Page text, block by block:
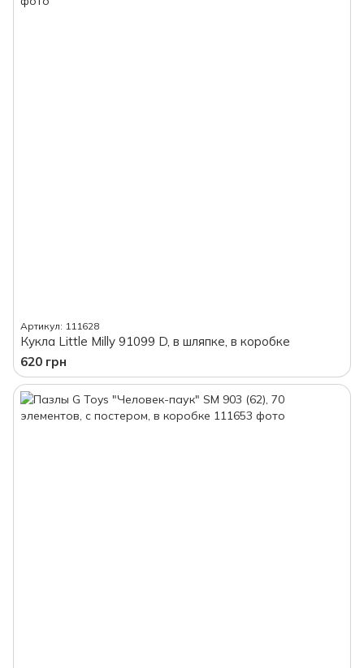
Артикул: 111628
Кукла Little Milly 91099 D, в шляпке, в коробке
620 грн